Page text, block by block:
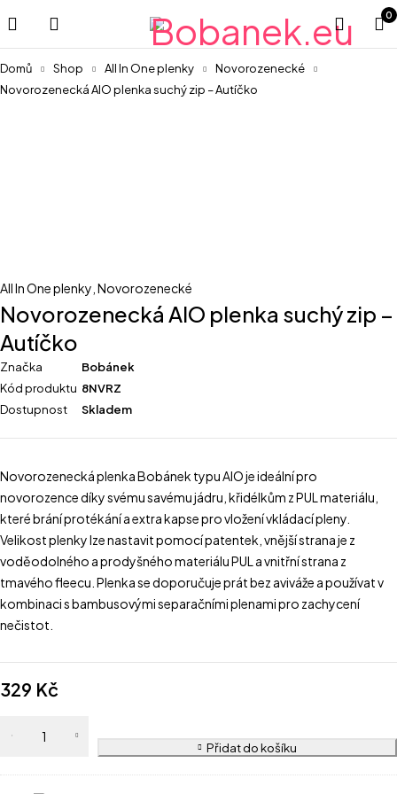
0
Domů Shop All In One plenky
Novorozenecké
Novorozenecká AIO plenka suchý zip – Autíčko
All In One plenky Novorozenecké
Novorozenecká AIO plenka suchý zip –
Autíčko
Značka
Bobánek
Kód produktu 8NVRZ
Dostupnost
Skladem
Novorozenecká plenka Bobánek typu AIO je ideální pro
novorozence díky svému savému jádru, křidélkům z PUL materiálu,
které brání protékání a extra kapse pro vložení vkládací pleny.
Velikost plenky lze nastavit pomocí patentek, vnější strana je z
voděodolného a prodyšného materiálu PUL a vnitřní strana z
tmavého fleecu. Plenka se doporučuje prát bez aviváže a používat v
kombinaci s bambusovými separačními plenami pro zachycení
nečistot.
329 Kč
Přidat do košíku